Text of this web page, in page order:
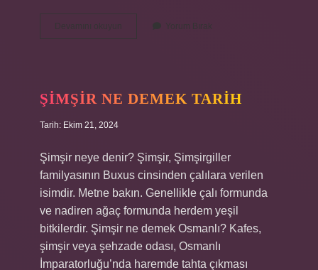
Devamını okuyun
Kalan
Yorum Bırak
ŞIMŞIR NE DEMEK TARIH
Tarih: Ekim 21, 2024
Şimşir neye denir? Şimşir, Şimşirgiller
familyasının Buxus cinsinden çalılara verilen
isimdir. Metne bakın. Genellikle çalı formunda
ve nadiren ağaç formunda herdem yeşil
bitkilerdir. Şimşir ne demek Osmanlı? Kafes,
şimşir veya şehzade odası, Osmanlı
İmparatorluğu’nda haremde tahta çıkması